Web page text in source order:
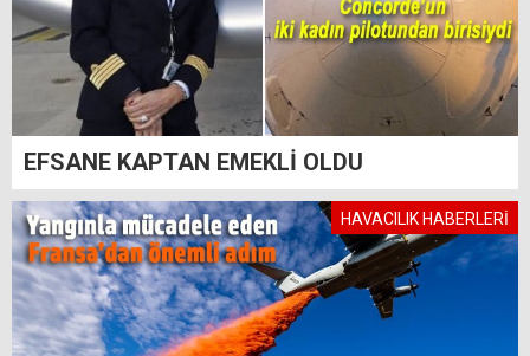
EFSANE KAPTAN EMEKLİ OLDU
HAVACILIK HABERLERİ